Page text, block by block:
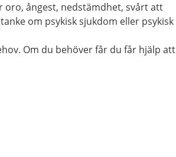
oro, ångest, nedstämdhet, svårt att
om psykisk sjukdom eller psykisk
Om du behöver får du får hjälp att